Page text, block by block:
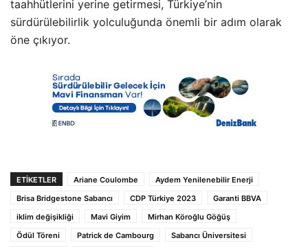
taahhütlerini yerine getirmesi, Türkiye’nin
sürdürülebilirlik yolculuğunda önemli bir adım olarak
öne çıkıyor.
ETIKETLER Ariane Coulombe
Aydem Yenilenebilir Enerji
Brisa Bridgestone Sabancı
CDP Türkiye 2023
Garanti BBVA
iklim değişikliği
Mavi Giyim
Mirhan Köroğlu Göğüş
Ödül Töreni
Patrick de Cambourg Sabancı Üniversitesi